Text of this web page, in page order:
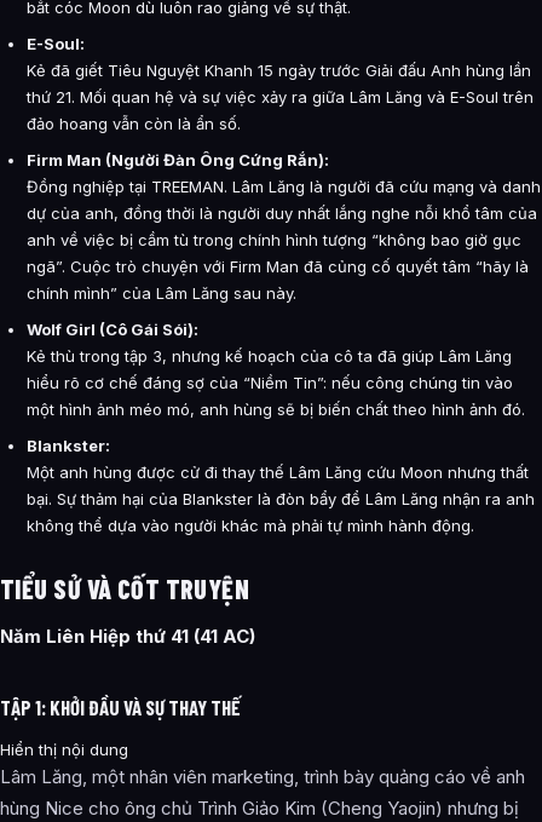
bắt cóc Moon dù luôn rao giảng về sự thật.
E-Soul:
Kẻ đã giết Tiêu Nguyệt Khanh 15 ngày trước Giải đấu Anh hùng lần
thứ 21. Mối quan hệ và sự việc xảy ra giữa Lâm Lăng và E-Soul trên
đảo hoang vẫn còn là ẩn số.
Firm Man (Người Đàn Ông Cứng Rắn):
Đồng nghiệp tại TREEMAN. Lâm Lăng là người đã cứu mạng và danh
dự của anh, đồng thời là người duy nhất lắng nghe nỗi khổ tâm của
anh về việc bị cầm tù trong chính hình tượng “không bao giờ gục
ngã”. Cuộc trò chuyện với Firm Man đã củng cố quyết tâm “hãy là
chính mình” của Lâm Lăng sau này.
Wolf Girl (Cô Gái Sói):
Kẻ thù trong tập 3, nhưng kế hoạch của cô ta đã giúp Lâm Lăng
hiểu rõ cơ chế đáng sợ của “Niềm Tin”: nếu công chúng tin vào
một hình ảnh méo mó, anh hùng sẽ bị biến chất theo hình ảnh đó.
Blankster:
Một anh hùng được cử đi thay thế Lâm Lăng cứu Moon nhưng thất
bại. Sự thảm hại của Blankster là đòn bẩy để Lâm Lăng nhận ra anh
không thể dựa vào người khác mà phải tự mình hành động.
TIỂU SỬ VÀ CỐT TRUYỆN
Năm Liên Hiệp thứ 41 (41 AC)
TẬP 1: KHỞI ĐẦU VÀ SỰ THAY THẾ
Hiển thị nội dung
Lâm Lăng, một nhân viên marketing, trình bày quảng cáo về anh
hùng Nice cho ông chủ Trình Giảo Kim (Cheng Yaojin) nhưng bị